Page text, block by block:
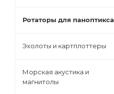
Ротаторы для паноптикса
Эхолоты и картплоттеры
Морская акустика и
магнитолы